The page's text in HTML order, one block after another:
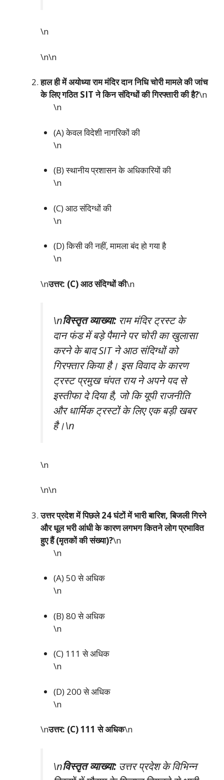
\n
\n\n
हाल ही में अयोध्या राम मंदिर दान निधि चोरी मामले की जांच
के लिए गठित SIT ने किन संदिग्धों की गिरफ्तारी की है?\n
\n
(A) केवल विदेशी नागरिकों की
\n
(B) स्थानीय प्रशासन के अधिकारियों की
\n
(C) आठ संदिग्धों की
\n
(D) किसी की नहीं, मामला बंद हो गया है
\n
\nउत्तर: (C) आठ संदिग्धों की\n
\nविस्तृत व्याख्या:राम मंदिर ट्रस्ट के
दान फंड में बड़े पैमाने पर चोरी का खुलासा
करने के बाद SIT ने आठ संदिग्धों को
गिरफ्तार किया है। इस विवाद के कारण
ट्रस्ट प्रमुख चंपत राय ने अपने पद से
इस्तीफा दे दिया है, जो कि यूपी राजनीति
और धार्मिक ट्रस्टों के लिए एक बड़ी खबर
है।\n
\n
\n\n
उत्तर प्रदेश में पिछले 24 घंटों में भारी बारिश, बिजली गिरने
और धूल भरी आंधी के कारण लगभग कितने लोग प्रभावित
हुए हैं (मृतकों की संख्या)?\n
\n
(A) 50 से अधिक
\n
(B) 80 से अधिक
\n
(C) 111 से अधिक
\n
(D) 200 से अधिक
\n
\nउत्तर: (C) 111 से अधिक\n
\nविस्तृत व्याख्या:उत्तर प्रदेश के विभिन्न